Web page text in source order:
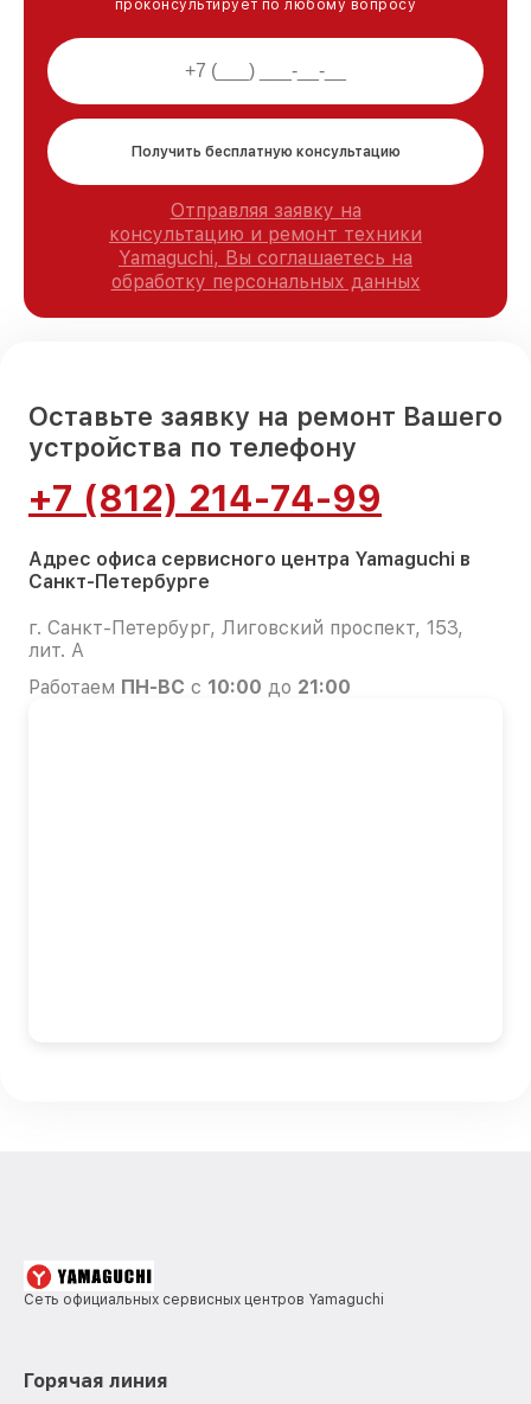
проконсультирует по любому вопросу
Получить бесплатную консультацию
Отправляя заявку на
консультацию и ремонт техники
Yamaguchi, Вы соглашаетесь на
обработку персональных данных
Оставьте заявку на ремонт Вашего
устройства по телефону
+7 (812) 214-74-99
Адрес офиса сервисного центра Yamaguchi в
Санкт-Петербурге
г. Санкт-Петербург, Лиговский проспект, 153,
лит. А
Работаем ПН-ВС с 10:00 до 21:00
Сеть официальных сервисных центров Yamaguchi
Горячая линия